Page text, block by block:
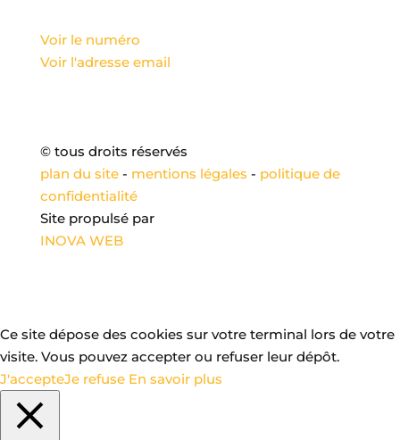
Voir le numéro
Voir l'adresse email
© tous droits réservés
plan du site- mentions légales - politique de
confidentialité
Site propulsé par
INOVA WEB
Ce site dépose des cookies sur votre terminal lors de votre
visite. Vous pouvez accepter ou refuser leur dépôt.
J'accepteJe refuse En savoir plus